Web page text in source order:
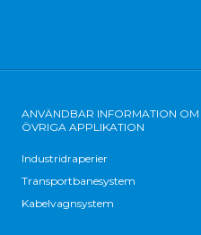
ANVÄNDBAR INFORMATION OM
ÖVRIGA APPLIKATION
Industridraperier
Transportbanesystem
Kabelvagnsystem